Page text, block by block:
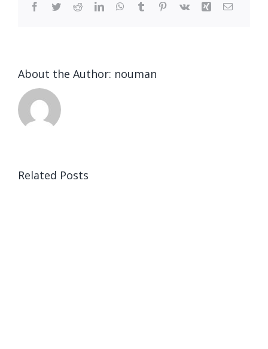
Facebook
TwitterRedditLinkedInWhatsApp
Tumblr Pinterest
Vk Xing Email
About the Author: nouman
Related Posts